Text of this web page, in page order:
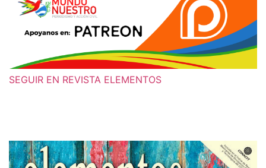
SEGUIR EN REVISTA ELEMENTOS